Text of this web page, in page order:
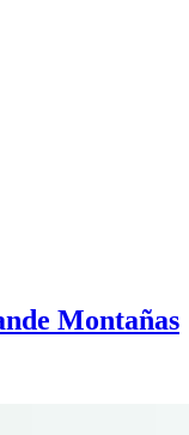
Montañas